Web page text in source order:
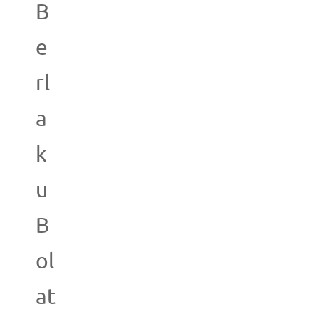
B
e
rl
a
k
u
B
ol
at